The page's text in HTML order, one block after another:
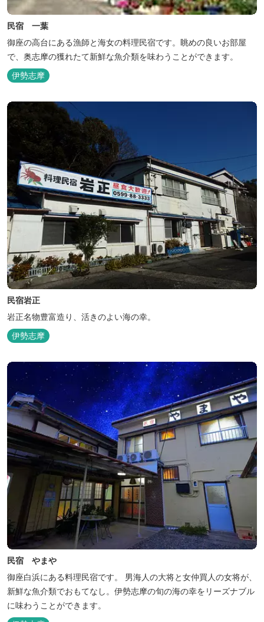
民宿 一葉
御座の高台にある漁師と海女の料理民宿です。眺めの良いお部屋
で、奥志摩の獲れたて新鮮な魚介類を味わうことができます。
伊勢志摩
民宿岩正
岩正名物豊富造り、活きのよい海の幸。
伊勢志摩
民宿 やまや
御座白浜にある料理民宿です。 男海人の大将と女仲買人の女将が、
新鮮な魚介類でおもてなし。伊勢志摩の旬の海の幸をリーズナブル
に味わうことができます。